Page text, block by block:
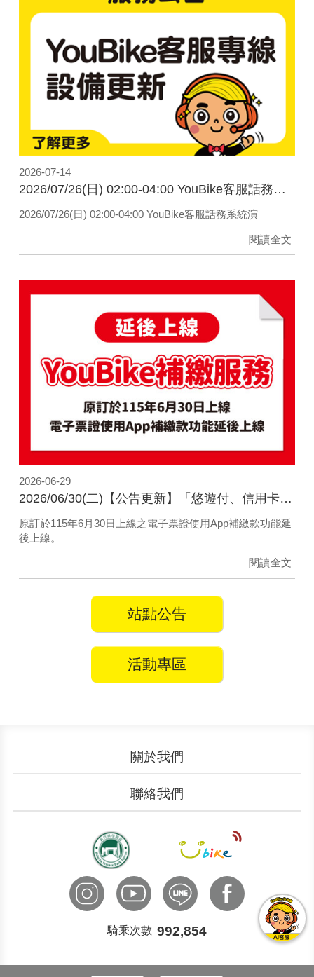
2026-07-14
2026/07/26(日) 02:00-04:00 YouBike客服話務系統演練
2026/07/26(日) 02:00-04:00 YouBike客服話務系統演
閱讀全文
2026-06-29
2026/06/30(二)【公告更新】「悠遊付、信用卡」補繳電子票證費用功能延後上線
原訂於115年6月30日上線之電子票證使用App補繳款功能延
後上線。
閱讀全文
站點公告
活動專區
關於我們
加入我們
聯絡我們
申請表單
國際諮詢
騎乘次數 992,854